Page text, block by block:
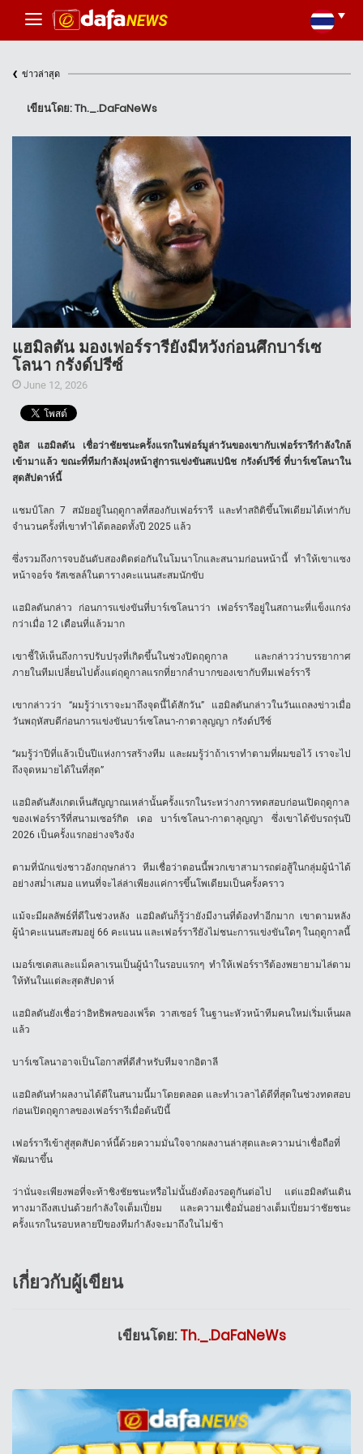
‹ ข่าวล่าสุด
เขียนโดย: Th._.DaFaNeWs
แฮมิลตัน มองเฟอร์รารียังมีหวังก่อนศึกบาร์เซ
โลนา กรังด์ปรีซ์
June 12, 2026
ลูอิส แฮมิลตัน เชื่อว่าชัยชนะครั้งแรกในฟอร์มูล่าวันของเขากับเฟอร์รารีกำลังใกล้
เข้ามาแล้ว ขณะที่ทีมกำลังมุ่งหน้าสู่การแข่งขันสแปนิช กรังด์ปรีซ์ ที่บาร์เซโลนาใน
สุดสัปดาห์นี้
แชมป์โลก 7 สมัยอยู่ในฤดูกาลที่สองกับเฟอร์รารี และทำสถิติขึ้นโพเดียมได้เท่ากับ
จำนวนครั้งที่เขาทำได้ตลอดทั้งปี 2025 แล้ว
ซึ่งรวมถึงการจบอันดับสองติดต่อกันในโมนาโกและสนามก่อนหน้านี้ ทำให้เขาแซง
หน้าจอร์จ รัสเซลล์ในตารางคะแนนสะสมนักขับ
แฮมิลตันกล่าว ก่อนการแข่งขันที่บาร์เซโลนาว่า เฟอร์รารีอยู่ในสถานะที่แข็งแกร่ง
กว่าเมื่อ 12 เดือนที่แล้วมาก
เขาชี้ให้เห็นถึงการปรับปรุงที่เกิดขึ้นในช่วงปิดฤดูกาล และกล่าวว่าบรรยากาศ
ภายในทีมเปลี่ยนไปตั้งแต่ฤดูกาลแรกที่ยากลำบากของเขากับทีมเฟอร์รารี
เขากล่าวว่า “ผมรู้ว่าเราจะมาถึงจุดนี้ได้สักวัน” แฮมิลตันกล่าวในวันแถลงข่าวเมื่อ
วันพฤหัสบดีก่อนการแข่งขันบาร์เซโลนา-กาตาลุญญา กรังด์ปรีซ์
“ผมรู้ว่าปีที่แล้วเป็นปีแห่งการสร้างทีม และผมรู้ว่าถ้าเราทำตามที่ผมขอไว้ เราจะไป
ถึงจุดหมายได้ในที่สุด”
แฮมิลตันสังเกตเห็นสัญญาณเหล่านั้นครั้งแรกในระหว่างการทดสอบก่อนเปิดฤดูกาล
ของเฟอร์รารีที่สนามเซอร์กิต เดอ บาร์เซโลนา-กาตาลุญญา ซึ่งเขาได้ขับรถรุ่นปี
2026 เป็นครั้งแรกอย่างจริงจัง
ตามที่นักแข่งชาวอังกฤษกล่าว ทีมเชื่อว่าตอนนี้พวกเขาสามารถต่อสู้ในกลุ่มผู้นำได้
อย่างสม่ำเสมอ แทนที่จะไล่ล่าเพียงแค่การขึ้นโพเดียมเป็นครั้งคราว
แม้จะมีผลลัพธ์ที่ดีในช่วงหลัง แฮมิลตันก็รู้ว่ายังมีงานที่ต้องทำอีกมาก เขาตามหลัง
ผู้นำคะแนนสะสมอยู่ 66 คะแนน และเฟอร์รารียังไม่ชนะการแข่งขันใดๆ ในฤดูกาลนี้
เมอร์เซเดสและแม็คลาเรนเป็นผู้นำในรอบแรกๆ ทำให้เฟอร์รารีต้องพยายามไล่ตาม
ให้ทันในแต่ละสุดสัปดาห์
แฮมิลตันยังเชื่อว่าอิทธิพลของเฟร็ด วาสเซอร์ ในฐานะหัวหน้าทีมคนใหม่เริ่มเห็นผล
แล้ว
บาร์เซโลนาอาจเป็นโอกาสที่ดีสำหรับทีมจากอิตาลี
แฮมิลตันทำผลงานได้ดีในสนามนี้มาโดยตลอด และทำเวลาได้ดีที่สุดในช่วงทดสอบ
ก่อนเปิดฤดูกาลของเฟอร์รารีเมื่อต้นปีนี้
เฟอร์รารีเข้าสู่สุดสัปดาห์นี้ด้วยความมั่นใจจากผลงานล่าสุดและความน่าเชื่อถือที่
พัฒนาขึ้น
ว่านั่นจะเพียงพอที่จะท้าชิงชัยชนะหรือไม่นั้นยังต้องรอดูกันต่อไป แต่แฮมิลตันเดิน
ทางมาถึงสเปนด้วยกำลังใจเต็มเปี่ยม และความเชื่อมั่นอย่างเต็มเปี่ยมว่าชัยชนะ
ครั้งแรกในรอบหลายปีของทีมกำลังจะมาถึงในไม่ช้า
เกี่ยวกับผู้เขียน
เขียนโดย:Th._.DaFaNeWs